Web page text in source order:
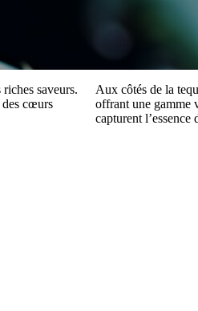
saveurs.
des cœurs
Aux côtés de la
offrant une gamme
capturent